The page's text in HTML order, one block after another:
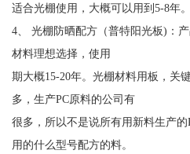
适合光棚使用，大概可以用到5-8年。
4、 光棚防晒配方（普特阳光板)：
材料理想选择，使用
期大概15-20年。光棚材料用板，关
多，生产PC原料的公司有
很多，所以不是说所有用新料生产
用的什么型号配方的料。